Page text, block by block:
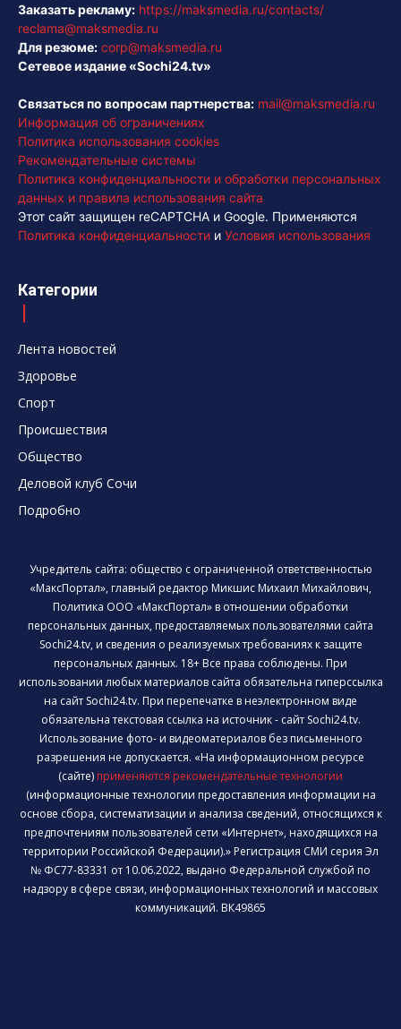
Заказать рекламу: https://maksmedia.ru/contacts/
reclama@maksmedia.ru
Для резюме: corp@maksmedia.ru
Сетевое издание «Sochi24.tv»
Связаться по вопросам партнерства: mail@maksmedia.ru
Информация об ограничениях
Политика использования cookies
Рекомендательные системы
Политика конфиденциальности и обработки персональных
данных и правила использования сайта
Этот сайт защищен reCAPTCHA и Google. Применяются
Политика конфиденциальности и Условия использования
Категории
Лента новостей
Здоровье
Спорт
Происшествия
Общество
Деловой клуб Сочи
Подробно
Учредитель сайта: общество с ограниченной ответственностью
«МаксПортал», главный редактор Микшис Михаил Михайлович,
Политика ООО «МаксПортал» в отношении обработки
персональных данных, предоставляемых пользователями сайта
Sochi24.tv, и сведения о реализуемых требованиях к защите
персональных данных. 18+ Все права соблюдены. При
использовании любых материалов сайта обязательна гиперссылка
на сайт Sochi24.tv. При перепечатке в неэлектронном виде
обязательна текстовая ссылка на источник - сайт Sochi24.tv.
Использование фото- и видеоматериалов без письменного
разрешения не допускается. «На информационном ресурсе
(сайте) применяются рекомендательные технологии
(информационные технологии предоставления информации на
основе сбора, систематизации и анализа сведений, относящихся к
предпочтениям пользователей сети «Интернет», находящихся на
территории Российской Федерации).» Регистрация СМИ серия Эл
№ ФС77-83331 от 10.06.2022, выдано Федеральной службой по
надзору в сфере связи, информационных технологий и массовых
коммуникаций. ВК49865